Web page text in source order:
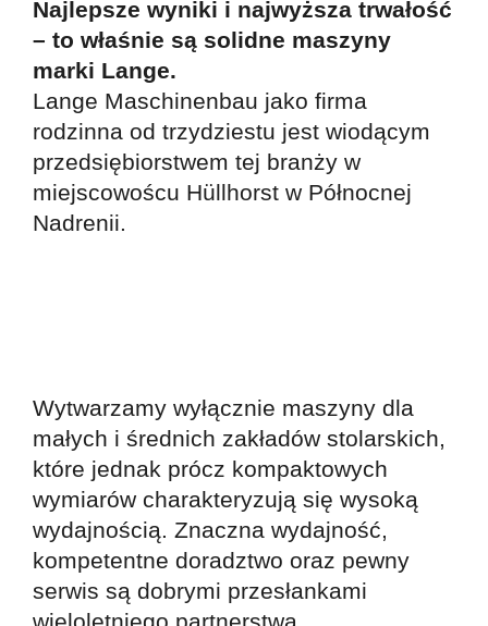
Najlepsze wyniki i najwyższa trwałość
– to właśnie są solidne maszyny
marki Lange.
Lange Maschinenbau jako firma
rodzinna od trzydziestu jest wiodącym
przedsiębiorstwem tej branży w
miejscowoścu Hüllhorst w Północnej
Nadrenii.
Wytwarzamy wyłącznie maszyny dla
małych i średnich zakładów stolarskich,
które jednak prócz kompaktowych
wymiarów charakteryzują się wysoką
wydajnością. Znaczna wydajność,
kompetentne doradztwo oraz pewny
serwis są dobrymi przesłankami